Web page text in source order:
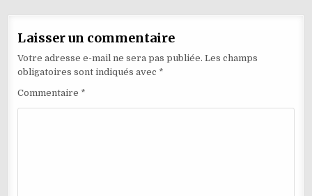
Laisser un commentaire
Votre adresse e-mail ne sera pas publiée. Les champs
obligatoires sont indiqués avec *
Commentaire *